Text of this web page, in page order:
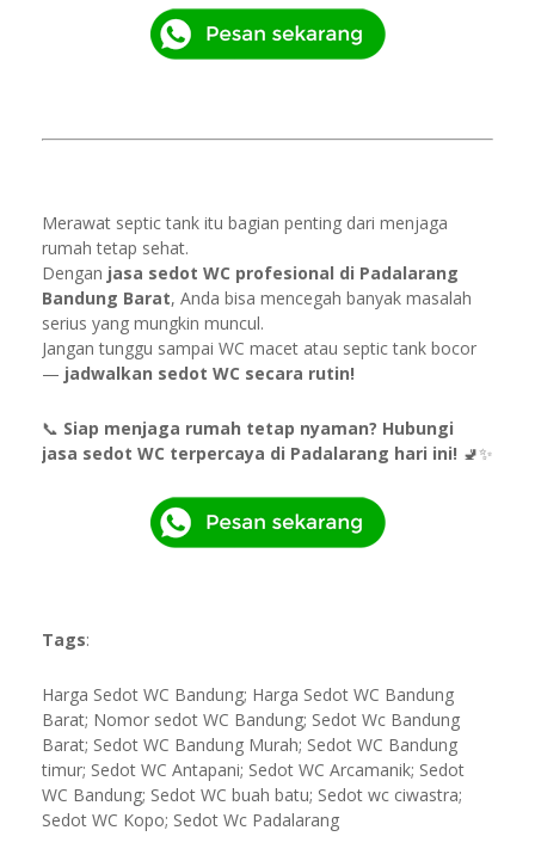
Merawat septic tank itu bagian penting dari menjaga
rumah tetap sehat.
Dengan jasa sedot WC profesional di Padalarang
Bandung Barat, Anda bisa mencegah banyak masalah
serius yang mungkin muncul.
Jangan tunggu sampai WC macet atau septic tank bocor
— jadwalkan sedot WC secara rutin!
📞 Siap menjaga rumah tetap nyaman? Hubungi
jasa sedot WC terpercaya di Padalarang hari ini! 🚽✨
Tags:
Harga Sedot WC Bandung; Harga Sedot WC Bandung
Barat; Nomor sedot WC Bandung; Sedot Wc Bandung
Barat; Sedot WC Bandung Murah; Sedot WC Bandung
timur; Sedot WC Antapani; Sedot WC Arcamanik; Sedot
WC Bandung; Sedot WC buah batu; Sedot wc ciwastra;
Sedot WC Kopo; Sedot Wc Padalarang